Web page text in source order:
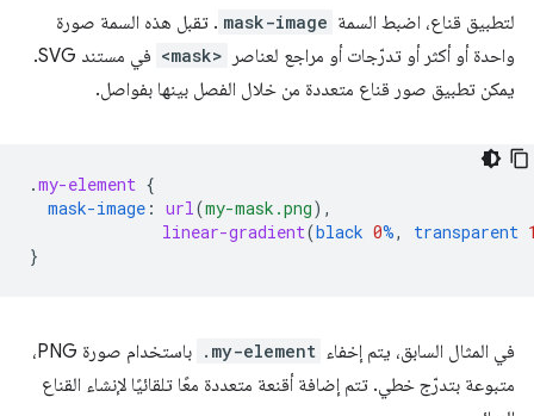
لتطبيق قناع، اضبط السمة mask-image . تقبل هذه السمة صورة
واحدة أو أكثر أو تدرّجات أو مراجع لعناصر
<mask>
في مستند SVG.
يمكن تطبيق صور قناع متعددة من خلال الفصل بينها بفواصل.
.my-element {
mask-image : url(my-mask.png),
linear-gradient(black 0%, transparent
}
في المثال السابق، يتم إخفاء .my-element
باستخدام صورة PNG،
متبوعة بتدرّج خطي. تتم إضافة أقنعة متعددة معًا تلقائيًا لإنشاء القناع